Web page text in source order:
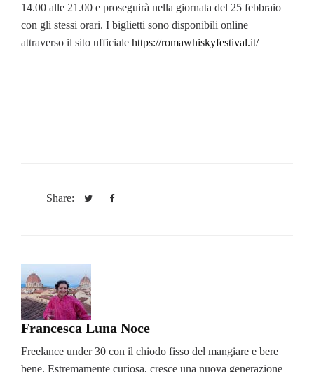
14.00 alle 21.00 e proseguirà nella giornata del 25 febbraio
con gli stessi orari. I biglietti sono disponibili online
attraverso il sito ufficiale https://romawhiskyfestival.it/
Share:
Francesca Luna Noce
Freelance under 30 con il chiodo fisso del mangiare e bere
bene. Estremamente curiosa, cresce una nuova generazione